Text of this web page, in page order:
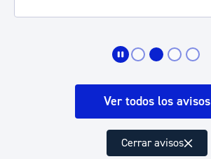
Ver todos los avisos
Cerrar avisos